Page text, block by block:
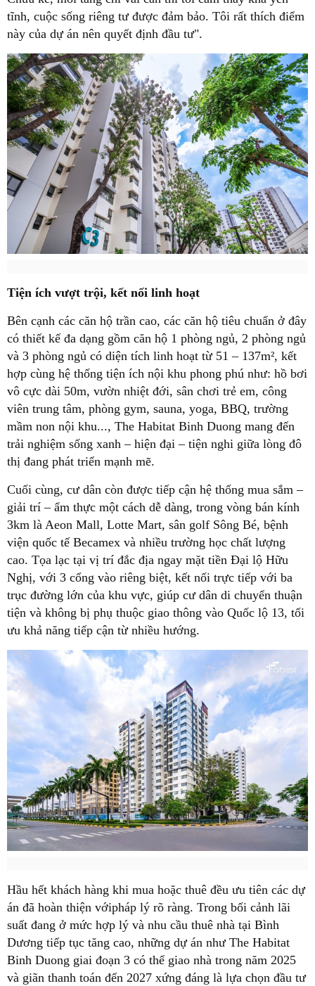
tĩnh, cuộc sống riêng tư được đảm bảo. Tôi rất thích điểm
này của dự án nên quyết định đầu tư".
Tiện ích vượt trội, kết nối linh hoạt
Bên cạnh các căn hộ trần cao, các căn hộ tiêu chuẩn ở đây
có thiết kế đa dạng gồm căn hộ 1 phòng ngủ, 2 phòng ngủ
và 3 phòng ngủ có diện tích linh hoạt từ 51 – 137m², kết
hợp cùng hệ thống tiện ích nội khu phong phú như: hồ bơi
vô cực dài 50m, vườn nhiệt đới, sân chơi trẻ em, công
viên trung tâm, phòng gym, sauna, yoga, BBQ, trường
mầm non nội khu..., The Habitat Binh Duong mang đến
trải nghiệm sống xanh – hiện đại – tiện nghi giữa lòng đô
thị đang phát triển mạnh mẽ.
Cuối cùng, cư dân còn được tiếp cận hệ thống mua sắm –
giải trí – ẩm thực một cách dễ dàng, trong vòng bán kính
3km là Aeon Mall, Lotte Mart, sân golf Sông Bé, bệnh
viện quốc tế Becamex và nhiều trường học chất lượng
cao. Tọa lạc tại vị trí đắc địa ngay mặt tiền Đại lộ Hữu
Nghị, với 3 cổng vào riêng biệt, kết nối trực tiếp với ba
trục đường lớn của khu vực, giúp cư dân di chuyển thuận
tiện và không bị phụ thuộc giao thông vào Quốc lộ 13, tối
ưu khả năng tiếp cận từ nhiều hướng.
Hầu hết khách hàng khi mua hoặc thuê đều ưu tiên các dự
án đã hoàn thiện vớipháp lý rõ ràng. Trong bối cảnh lãi
suất đang ở mức hợp lý và nhu cầu thuê nhà tại Bình
Dương tiếp tục tăng cao, những dự án như The Habitat
Binh Duong giai đoạn 3 có thể giao nhà trong năm 2025
và giãn thanh toán đến 2027 xứng đáng là lựa chọn đầu tư